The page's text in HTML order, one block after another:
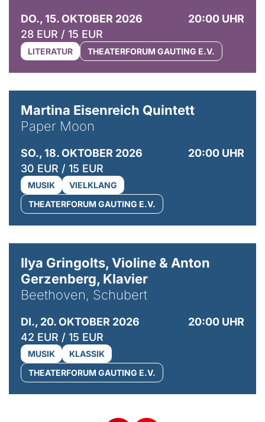
DO., 15. OKTOBER 2026
20:00 UHR
28 EUR / 15 EUR
LITERATUR THEATERFORUM GAUTING E.V.
Martina Eisenreich Quintett
Paper Moon
SO., 18. OKTOBER 2026
20:00 UHR
30 EUR / 15 EUR
MUSIK
VIELKLANG
THEATERFORUM GAUTING E.V.
Ilya Gringolts, Violine & Anton
Gerzenberg, Klavier
Beethoven, Schubert
DI., 20. OKTOBER 2026
20:00 UHR
42 EUR / 15 EUR
MUSIK
KLASSIK
THEATERFORUM GAUTING E.V.